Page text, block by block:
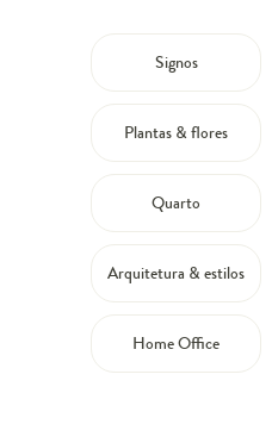
Signos
Plantas & flores
Quarto
Arquitetura & estilos
Home Office